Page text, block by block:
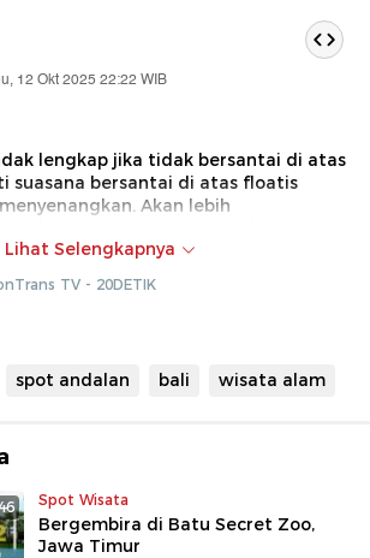
12 Okt 2025 22:22 WIB
lengkap jika tidak bersantai di atas
suasana bersantai di atas floatis
Akan lebih
VacationTrans TV (Diki)
Lihat Selengkapnya
TV - 20DETIK
spot andalan bali wisata alam
Spot Wisata
Bergembira di Batu Secret Zoo,
Jawa Timur